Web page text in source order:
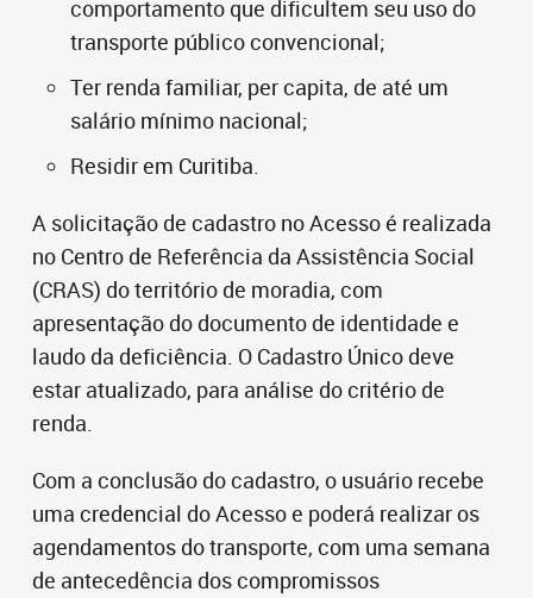
comportamento que dificultem seu uso do
transporte público convencional;
Ter renda familiar, per capita, de até um
salário mínimo nacional;
Residir em Curitiba.
A solicitação de cadastro no Acesso é realizada
no Centro de Referência da Assistência Social
(CRAS) do território de moradia, com
apresentação do documento de identidade e
laudo da deficiência. O Cadastro Único deve
estar atualizado, para análise do critério de
renda.
Com a conclusão do cadastro, o usuário recebe
uma credencial do Acesso e poderá realizar os
agendamentos do transporte, com uma semana
de antecedência dos compromissos